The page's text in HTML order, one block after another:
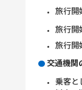
旅行開
旅行開
旅行開
交通機関
乗客と